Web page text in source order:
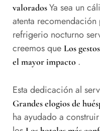
valoradosYa sea un
atenta
refrigerio nocturno
creemos que Los
el mayor impacto .
Esta dedicación al
Grandes elogios de
ha ayudado a